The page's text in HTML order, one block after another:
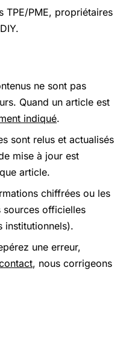
TPE/PME, propriétaires
ne sont pas
Quand un article est
indiqué.
sont relus et actualisés
mise à jour est
article.
chiffrées ou les
sources officielles
institutionnels).
une erreur,
, nous corrigeons